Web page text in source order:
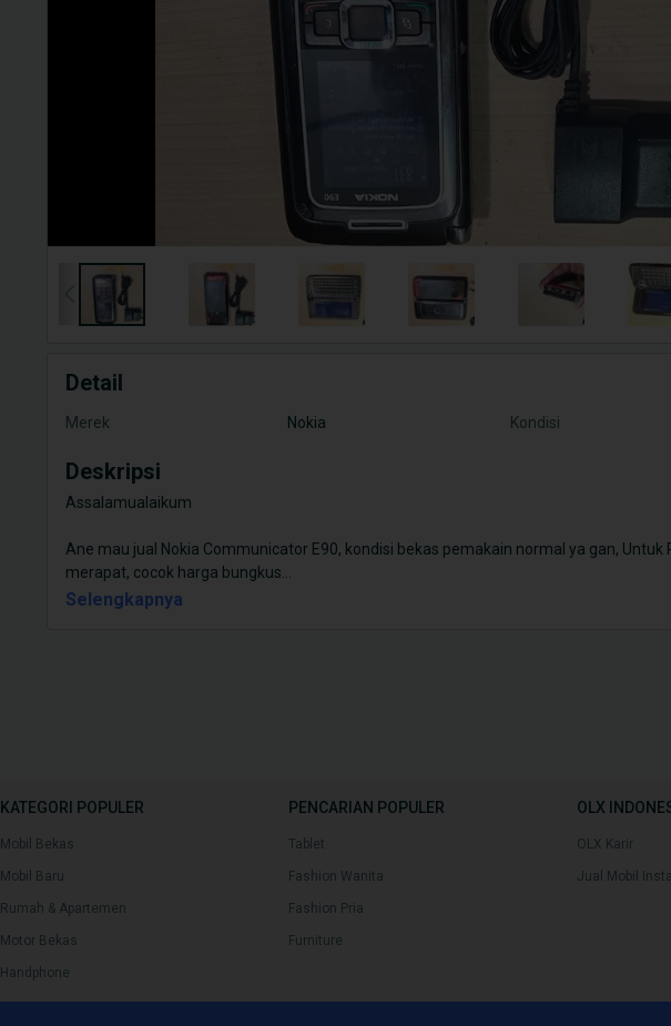
Detail
Merek Nokia Kondisi
Deskripsi
Assalamualaikum
Ane mau jual Nokia Communicator E90, kondisi bekas pemakain normal ya gan, Untuk
merapat, cocok harga bungkus
Selengkapnya
KATEGORI POPULER
Mobil Bekas
Mobil Baru
Rumah & Apartemen
Motor Bekas
Handphone
PENCARIAN POPULER
Tablet
Fashion Wanita
Fashion Pria
Furniture
OLX
OLX Karir
Jual Mobil